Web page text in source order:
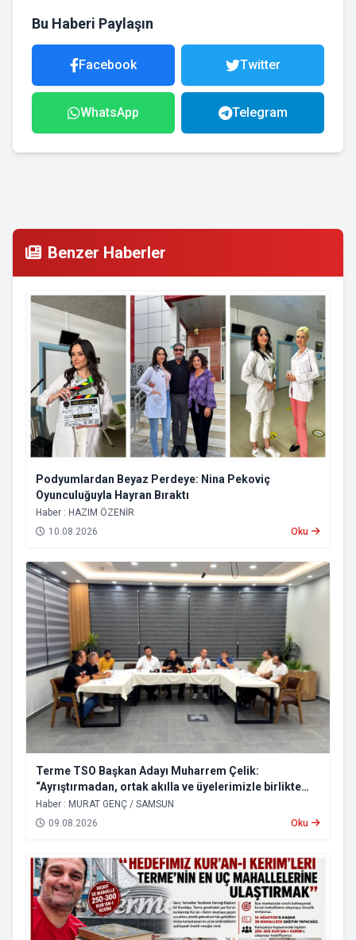
Bu Haberi Paylaşın
Facebook Twitter
WhatsApp Telegram
Benzer Haberler
Podyumlardan Beyaz Perdeye: Nina Pekoviç
Oyunculuğuyla Hayran Bıraktı
Haber : HAZIM ÖZENİR
10.08.2026
Oku
Terme TSO Başkan Adayı Muharrem Çelik:
“Ayrıştırmadan, ortak akılla ve üyelerimizle birlikte
yöneteceğiz”
Haber : MURAT GENÇ / SAMSUN
09.08.2026
Oku